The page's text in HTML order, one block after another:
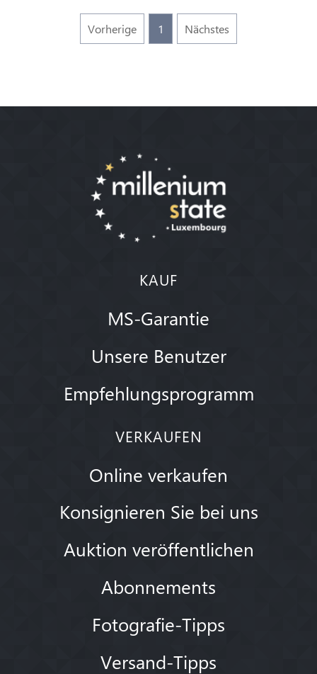
Vorherige 1 Nächstes
KAUF
MS-Garantie
Unsere Benutzer
Empfehlungsprogramm
VERKAUFEN
Online verkaufen
Konsignieren Sie bei uns
Auktion veröffentlichen
Abonnements
Fotografie-Tipps
Versand-Tipps